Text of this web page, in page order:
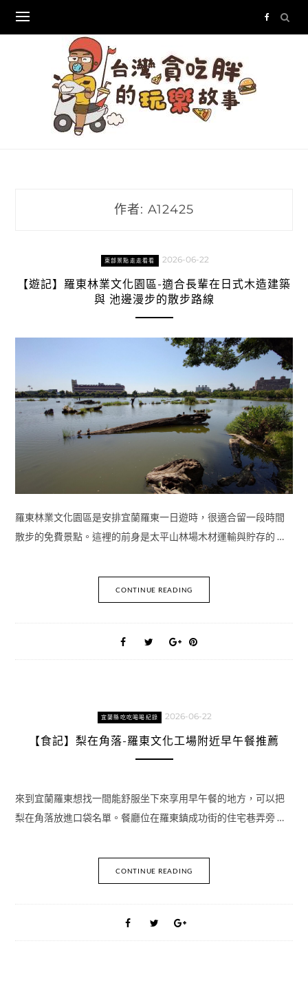
content
作者: A12425
東部景點走走看看 2026-06-22
【遊記】羅東林業文化園區-適合長輩在日式木造建築
與 池邊漫步的散步路線
羅東林業文化園區是安排宜蘭羅東一日遊時，很適合留一段時間
散步的免費景點。這裡的前身是太平山林場木材運輸與貯存的 …
CONTINUE READING
宜蘭縣吃吃喝喝紀錄 2026-06-22
【食記】梨在角落-羅東文化工場附近早午餐推薦
來到宜蘭羅東想找一間能舒服坐下來享用早午餐的地方，可以把
梨在角落放進口袋名單。餐廳位在羅東鎮成功街的住宅巷弄旁 …
CONTINUE READING